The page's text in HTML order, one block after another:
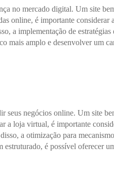
no mercado digital. Um site
online, é importante considerar
a implementação de
mais amplo e desenvolver um
seus negócios online. Um site
a loja virtual, é importante
a otimização para
é possível oferecer